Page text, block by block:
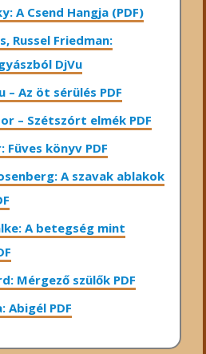
A Csend Hangja (PDF)
Russel Friedman:
DjVu
– Az öt sérülés PDF
– Szétszórt elmék PDF
Füves könyv PDF
A szavak ablakok
A betegség mint
Mérgező szülők PDF
Abigél PDF